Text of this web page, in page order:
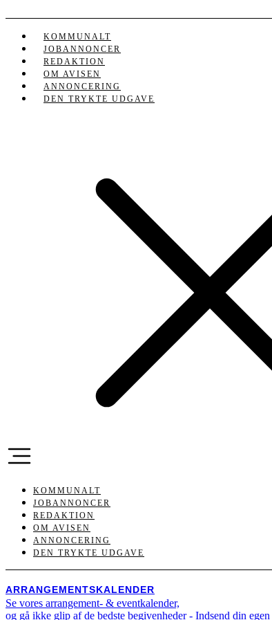
indhold
KOMMUNALT
JOBANNONCER
REDAKTION
OM AVISEN
ANNONCERING
DEN TRYKTE UDGAVE
KOMMUNALT
JOBANNONCER
REDAKTION
OM AVISEN
ANNONCERING
DEN TRYKTE UDGAVE
ARRANGEMENTSKALENDER
Se vores arrangement- & eventkalender,
og gå ikke glip af de bedste begivenheder - Indsend din